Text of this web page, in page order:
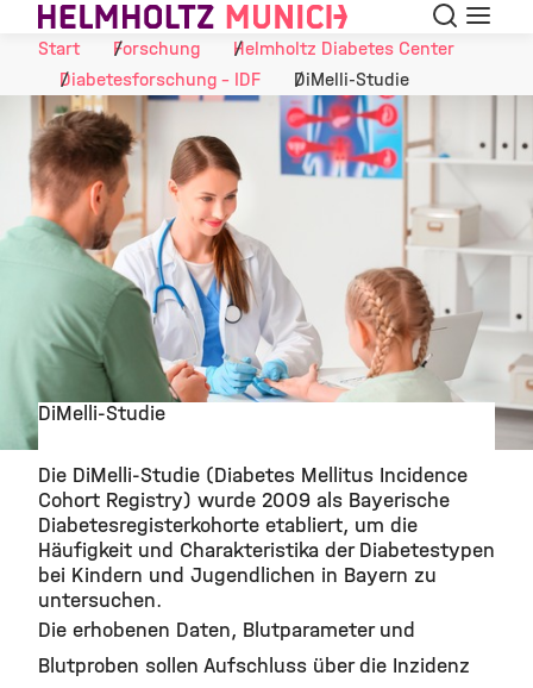
Skip to Content Suche
Start
Forschung
Helmholtz Diabetes Center
Diabetesforschung - IDF
DiMelli-Studie
DiMelli-Studie
Die DiMelli-Studie (Diabetes Mellitus Incidence
Cohort Registry) wurde 2009 als Bayerische
Diabetesregisterkohorte etabliert, um die
Häufigkeit und Charakteristika der Diabetestypen
bei Kindern und Jugendlichen in Bayern zu
untersuchen.
Die erhobenen Daten, Blutparameter und
Blutproben sollen Aufschluss über die Inzidenz